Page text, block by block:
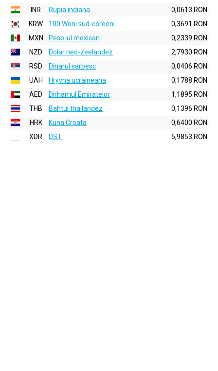
INR
Rupia indiana
0,0613 RON
KRW
100 Woni sud-coreeni
0,3691 RON
MXN
Peso-ul mexican
0,2339 RON
NZD
Dolar neo-zeelandez
2,7930 RON
RSD
Dinarul sarbesc
0,0406 RON
UAH
Hryvna ucraineana
0,1788 RON
AED
Dirhamul Emiratelor
1,1895 RON
THB
Bahtul thailandez
0,1396 RON
HRK
Kuna Croata
0,6400 RON
XDR
DST 5,9853 RON